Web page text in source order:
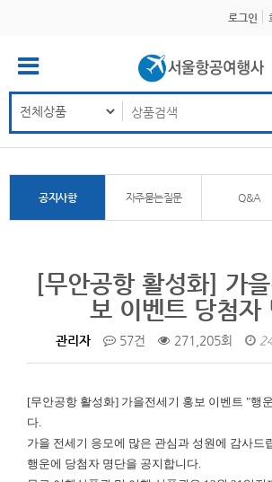
로그인
공지사항 자주묻는질문 Q&A
[무안공항 활성화] 가
보 이벤트 당첨자
관리자 57건 271,205회
[무안공항 활성화] 가을전세기 홍보 이벤트 "행
다.
가을 전세기 응모에 많은 관심과 성원에 감사드
행운에 당첨자 명단을 공지합니다.